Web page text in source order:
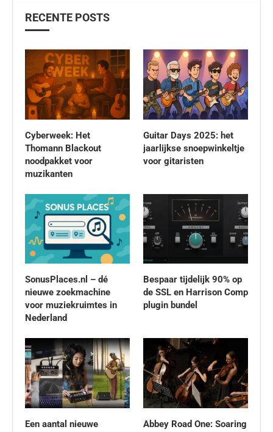
RECENTE POSTS
Cyberweek: Het
Thomann Blackout
noodpakket voor
muzikanten
Guitar Days 2025: het
jaarlijkse snoepwinkeltje
voor gitaristen
SonusPlaces.nl – dé
nieuwe zoekmachine
voor muziekruimtes in
Nederland
Bespaar tijdelijk 90% op
de SSL en Harrison Comp
plugin bundel
Een aantal nieuwe
Abbey Road One: Soaring